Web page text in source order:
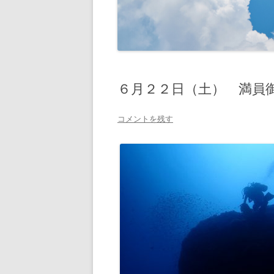
６月２２日（土） 満員
コメントを残す